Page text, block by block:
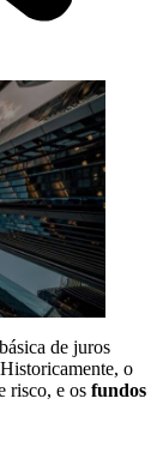
de juros
o
risco, e os fundos